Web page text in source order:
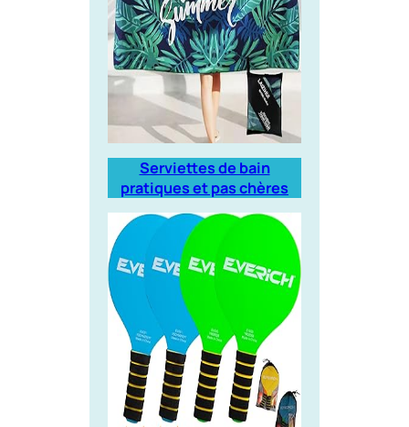
Serviettes de bain
pratiques et pas chères